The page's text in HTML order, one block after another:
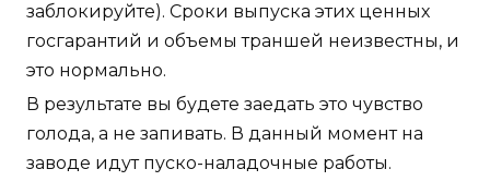
заблокируйте). Сроки выпуска этих ценных
госгарантий и объемы траншей неизвестны, и
это нормально.
В результате вы будете заедать это чувство
голода, а не запивать. В данный момент на
заводе идут пуско-наладочные работы.